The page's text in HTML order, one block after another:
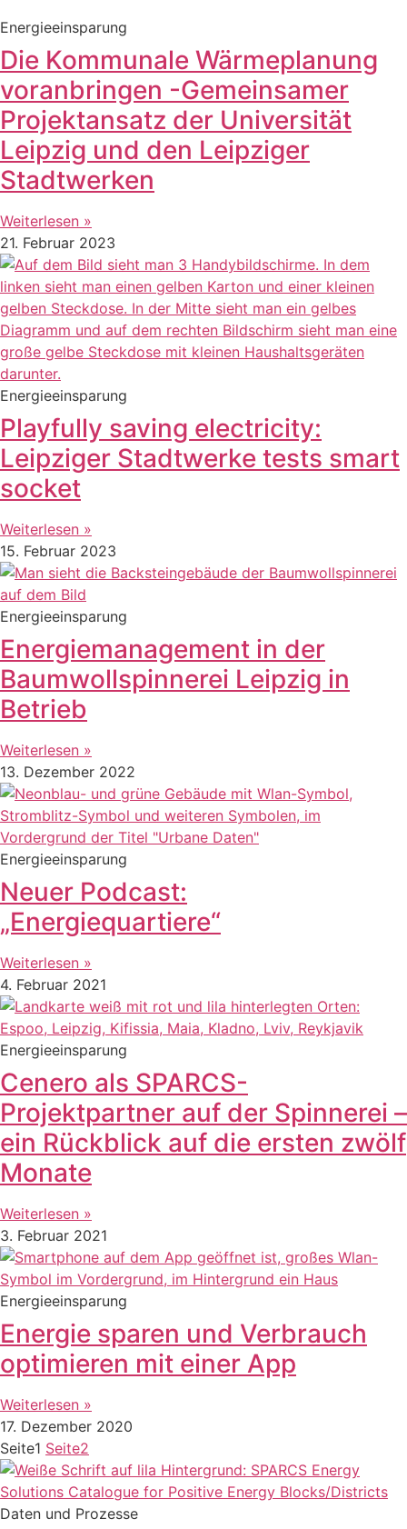
Energieeinsparung
Die Kommunale Wärmeplanung
voranbringen -Gemeinsamer
Projektansatz der Universität
Leipzig und den Leipziger
Stadtwerken
Weiterlesen »
21. Februar 2023
Energieeinsparung
Playfully saving electricity:
Leipziger Stadtwerke tests smart
socket
Weiterlesen »
15. Februar 2023
Energieeinsparung
Energiemanagement in der
Baumwollspinnerei Leipzig in
Betrieb
Weiterlesen »
13. Dezember 2022
Energieeinsparung
Neuer Podcast:
„Energiequartiere“
Weiterlesen »
4. Februar 2021
Energieeinsparung
Cenero als SPARCS-
Projektpartner auf der Spinnerei –
ein Rückblick auf die ersten zwölf
Monate
Weiterlesen »
3. Februar 2021
Energieeinsparung
Energie sparen und Verbrauch
optimieren mit einer App
Weiterlesen »
17. Dezember 2020
Seite1 Seite2
Daten und Prozesse